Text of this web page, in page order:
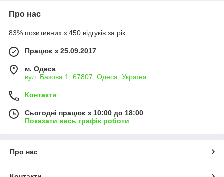
Про нас
83% позитивних з 450 відгуків за рік
Працює з 25.09.2017
м. Одеса
вул. Базова 1, 67807, Одеса, Україна
Контакти
Сьогодні працює з 10:00 до 18:00
Показати весь графік роботи
Про нас